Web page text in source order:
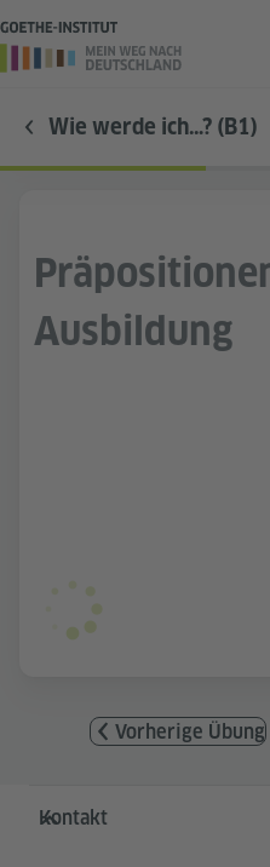
Wie werde ich…? (B1)
Ausbildung
Vorherige Übung
Service- und
Kontakt